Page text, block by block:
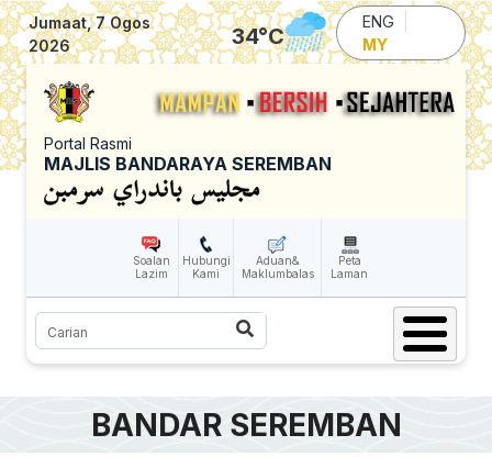
Skip to main content
Jumaat, 7 Ogos
2026
34°C
ENG
MY
Portal Rasmi
MAJLIS BANDARAYA SEREMBAN
Soalan
Lazim
Hubungi
Kami
Aduan&
Maklumbalas
Peta
Laman
Carian
BANDAR SEREMBAN